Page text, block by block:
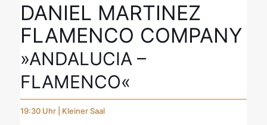
DANIEL MARTINEZ
FLAMENCO COMPANY
»ANDALUCIA –
FLAMENCO«
19:30 Uhr | Kleiner Saal